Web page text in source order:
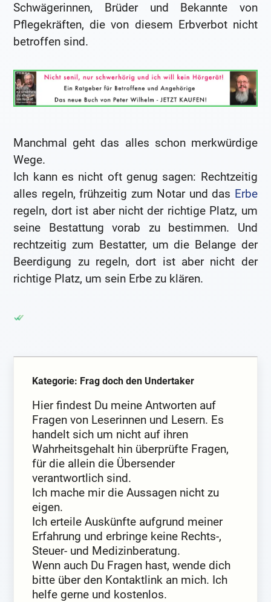
Schwägerinnen, Brüder und Bekannte von
Pflegekräften, die von diesem Erbverbot nicht
betroffen sind.
Manchmal geht das alles schon merkwürdige
Wege.
Ich kann es nicht oft genug sagen: Rechtzeitig
alles regeln, frühzeitig zum Notar und das Erbe
regeln, dort ist aber nicht der richtige Platz, um
seine Bestattung vorab zu bestimmen. Und
rechtzeitig zum Bestatter, um die Belange der
Beerdigung zu regeln, dort ist aber nicht der
richtige Platz, um sein Erbe zu klären.
Kategorie: Frag doch den Undertaker
Hier findest Du meine Antworten auf
Fragen von Leserinnen und Lesern. Es
handelt sich um nicht auf ihren
Wahrheitsgehalt hin überprüfte Fragen,
für die allein die Übersender
verantwortlich sind.
Ich mache mir die Aussagen nicht zu
eigen.
Ich erteile Auskünfte aufgrund meiner
Erfahrung und erbringe keine Rechts-,
Steuer- und Medizinberatung.
Wenn auch Du Fragen hast, wende dich
bitte über den Kontaktlink an mich. Ich
helfe gerne und kostenlos.